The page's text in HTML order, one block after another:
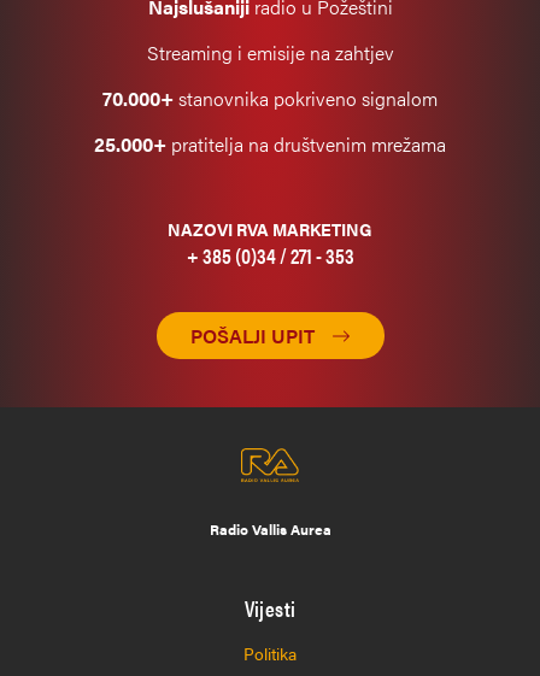
Najslušanijiradio u Požeštini
Streaming i emisije na zahtjev
70.000+stanovnika pokriveno signalom
25.000+ pratitelja na društvenim mrežama
NAZOVI RVA MARKETING
+ 385 (0)34 / 271 - 353
POŠALJI UPIT
Radio Vallis Aurea
Vijesti
Politika